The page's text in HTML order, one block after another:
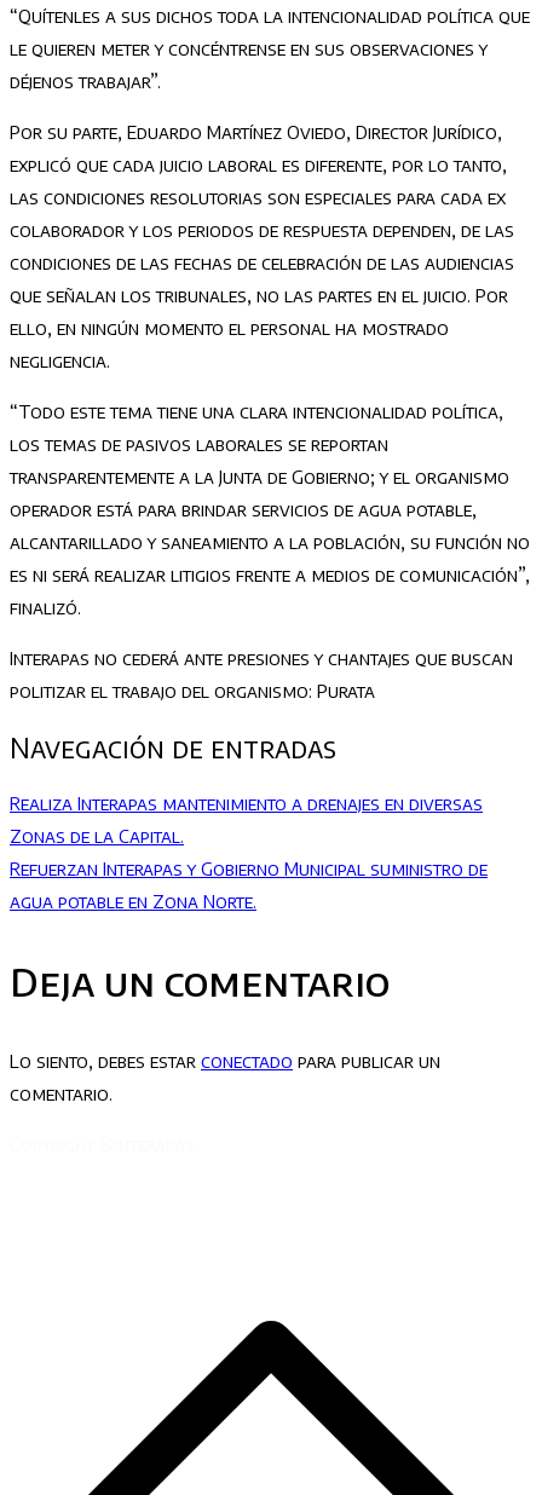
“Quítenles a sus dichos toda la intencionalidad política que
le quieren meter y concéntrense en sus observaciones y
déjenos trabajar”.
Por su parte, Eduardo Martínez Oviedo, Director Jurídico,
explicó que cada juicio laboral es diferente, por lo tanto,
las condiciones resolutorias son especiales para cada ex
colaborador y los periodos de respuesta dependen, de las
condiciones de las fechas de celebración de las audiencias
que señalan los tribunales, no las partes en el juicio. Por
ello, en ningún momento el personal ha mostrado
negligencia.
“Todo este tema tiene una clara intencionalidad política,
los temas de pasivos laborales se reportan
transparentemente a la Junta de Gobierno; y el organismo
operador está para brindar servicios de agua potable,
alcantarillado y saneamiento a la población, su función no
es ni será realizar litigios frente a medios de comunicación”,
finalizó.
Interapas no cederá ante presiones y chantajes que buscan
politizar el trabajo del organismo: Purata
Navegación de entradas
Realiza Interapas mantenimiento a drenajes en diversas
Zonas de la Capital.
Refuerzan Interapas y Gobierno Municipal suministro de
agua potable en Zona Norte.
Deja un comentario
Lo siento, debes estar conectado para publicar un
comentario.